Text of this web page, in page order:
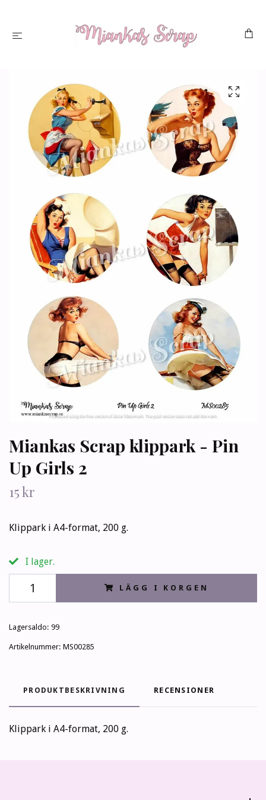
Miankas Scrap klippark - Pin
Up Girls 2
15 kr
Klippark i A4-format, 200 g.
I lager.
LÄGG I KORGEN
Lagersaldo: 99
Artikelnummer: MS00285
PRODUKTBESKRIVNING RECENSIONER
Klippark i A4-format, 200 g.